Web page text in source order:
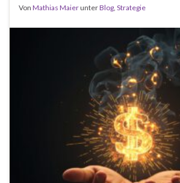
Von Mathias MaierunterBlog, Strategie